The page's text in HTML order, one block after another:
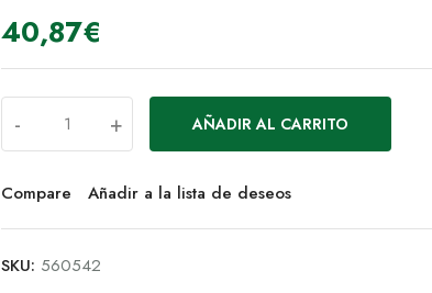
40,87€
- + AÑADIR AL CARRITO
Compare Añadir a la lista de deseos
SKU: 560542